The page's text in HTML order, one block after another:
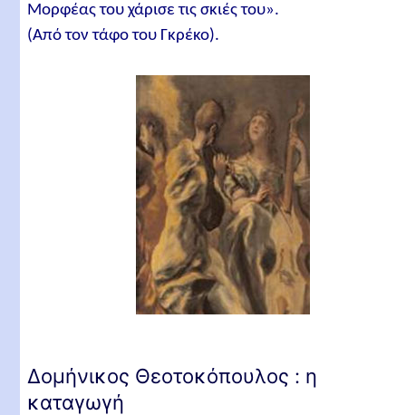
Μορφέας του χάρισε τις σκιές του».
(Από τον τάφο του Γκρέκο).
Δομήνικος Θεοτοκόπουλος : η
καταγωγή